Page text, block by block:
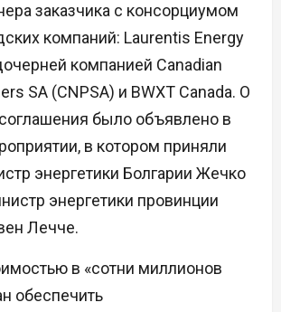
заказчика с консорциумом
компаний: Laurentis Energy
компанией Canadian
SA (CNPSA) и BWXT Canada. О
было объявлено в
в котором приняли
энергетики Болгарии Жечко
энергетики провинции
Лечче.
в «сотни миллионов
обеспечить